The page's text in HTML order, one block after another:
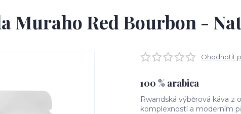
Muraho Red Bourbon -
Ohodnotit
100 % arabica
Rwandská výběrová káva z
komplexností a moderním